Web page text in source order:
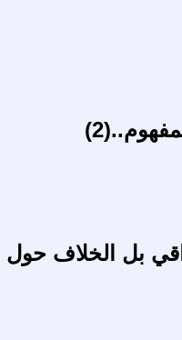
بل الخلاف حول